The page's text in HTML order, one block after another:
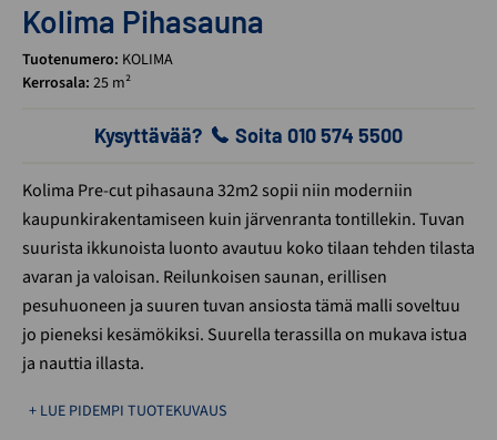
Kolima Pihasauna
Tuotenumero: KOLIMA
Kerrosala: 25 m²
Kysyttävää? Soita 010 574 5500
Kolima Pre-cut pihasauna 32m2 sopii niin moderniin
kaupunkirakentamiseen kuin järvenranta tontillekin. Tuvan
suurista ikkunoista luonto avautuu koko tilaan tehden tilasta
avaran ja valoisan. Reilunkoisen saunan, erillisen
pesuhuoneen ja suuren tuvan ansiosta tämä malli soveltuu
jo pieneksi kesämökiksi. Suurella terassilla on mukava istua
ja nauttia illasta.
+ LUE PIDEMPI TUOTEKUVAUS